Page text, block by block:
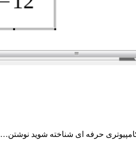
حرفه ای شناخته شوید نوشتن…